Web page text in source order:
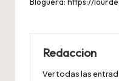
Redaccion
Ver todas las